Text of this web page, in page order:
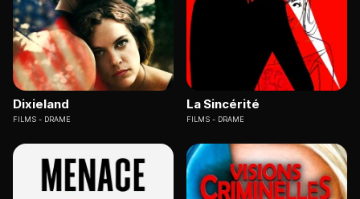
Dixieland
FILMS DRAME
La Sincérité
FILMS DRAME